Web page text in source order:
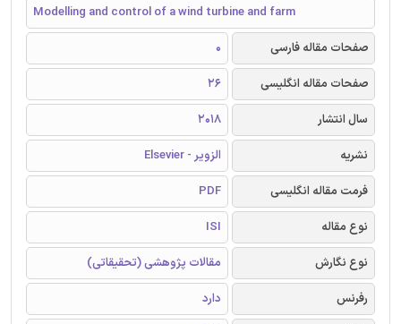
Modelling and control of a wind turbine and farm
صفحات مقاله فارسی
0
صفحات مقاله انگلیسی
26
سال انتشار
2018
نشریه
الزویر - Elsevier
فرمت مقاله انگلیسی
PDF
نوع مقاله
ISI
نوع نگارش
مقالات پژوهشی (تحقیقاتی)
رفرنس
دارد